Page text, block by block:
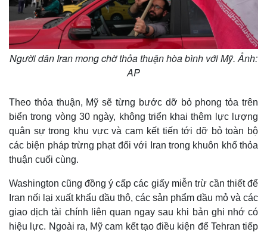
Người dân Iran mong chờ thỏa thuận hòa bình với Mỹ. Ảnh:
AP
Theo thỏa thuận, Mỹ sẽ từng bước dỡ bỏ phong tỏa trên
biển trong vòng 30 ngày, không triển khai thêm lực lượng
quân sự trong khu vực và cam kết tiến tới dỡ bỏ toàn bộ
các biện pháp trừng phạt đối với Iran trong khuôn khổ thỏa
thuận cuối cùng.
Washington cũng đồng ý cấp các giấy miễn trừ cần thiết để
Iran nối lại xuất khẩu dầu thô, các sản phẩm dầu mỏ và các
giao dịch tài chính liên quan ngay sau khi bản ghi nhớ có
hiệu lực. Ngoài ra, Mỹ cam kết tạo điều kiện để Tehran tiếp